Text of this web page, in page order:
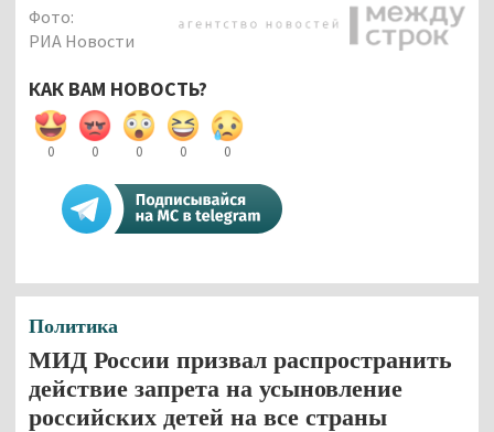
Фото:
РИА Новости
КАК ВАМ НОВОСТЬ?
0 0 0 0 0
Политика
МИД России призвал распространить
действие запрета на усыновление
российских детей на все страны